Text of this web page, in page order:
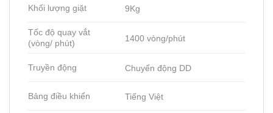
Khối lượng giặt 9Kg
Tốc độ quay vắt
(vòng/ phút)
1400 vòng/phút
Truyền động Chuyển động DD
Bảng điều khiển Tiếng Việt